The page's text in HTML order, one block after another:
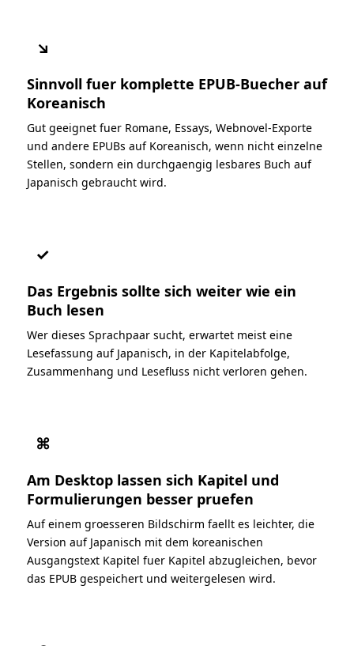
↘
Sinnvoll fuer komplette EPUB-Buecher auf
Koreanisch
Gut geeignet fuer Romane, Essays, Webnovel-Exporte
und andere EPUBs auf Koreanisch, wenn nicht einzelne
Stellen, sondern ein durchgaengig lesbares Buch auf
Japanisch gebraucht wird.
✓
Das Ergebnis sollte sich weiter wie ein
Buch lesen
Wer dieses Sprachpaar sucht, erwartet meist eine
Lesefassung auf Japanisch, in der Kapitelabfolge,
Zusammenhang und Lesefluss nicht verloren gehen.
⌘
Am Desktop lassen sich Kapitel und
Formulierungen besser pruefen
Auf einem groesseren Bildschirm faellt es leichter, die
Version auf Japanisch mit dem koreanischen
Ausgangstext Kapitel fuer Kapitel abzugleichen, bevor
das EPUB gespeichert und weitergelesen wird.